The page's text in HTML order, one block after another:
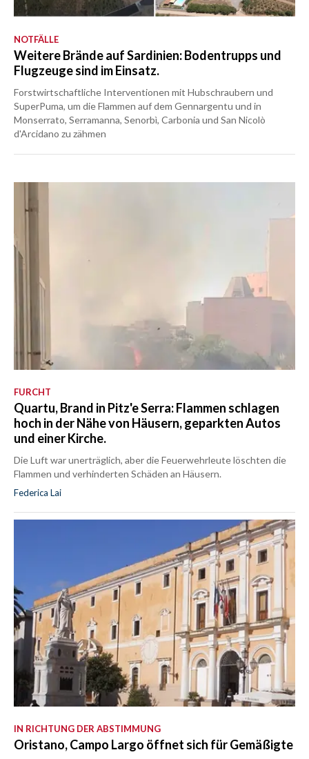
NOTFÄLLE
Weitere Brände auf Sardinien: Bodentrupps und
Flugzeuge sind im Einsatz.
Forstwirtschaftliche Interventionen mit Hubschraubern und
SuperPuma, um die Flammen auf dem Gennargentu und in
Monserrato, Serramanna, Senorbì, Carbonia und San Nicolò
d'Arcidano zu zähmen
FURCHT
Quartu, Brand in Pitz'e Serra: Flammen schlagen
hoch in der Nähe von Häusern, geparkten Autos
und einer Kirche.
Die Luft war unerträglich, aber die Feuerwehrleute löschten die
Flammen und verhinderten Schäden an Häusern.
Federica Lai
IN RICHTUNG DER ABSTIMMUNG
Oristano, Campo Largo öffnet sich für Gemäßigte